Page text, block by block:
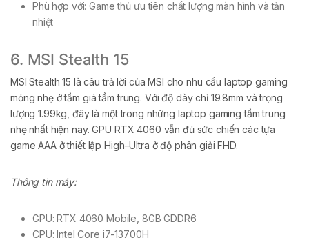
Phù hợp với: Game thủ ưu tiên chất lượng màn hình và tản
nhiệt
6. MSI Stealth 15
MSI Stealth 15 là câu trả lời của MSI cho nhu cầu laptop gaming
mỏng nhẹ ở tầm giá tầm trung. Với độ dày chỉ 19.8mm và trọng
lượng 1.99kg, đây là một trong những laptop gaming tầm trung
nhẹ nhất hiện nay. GPU RTX 4060 vẫn đủ sức chiến các tựa
game AAA ở thiết lập High–Ultra ở độ phân giải FHD.
Thông tin máy:
GPU: RTX 4060 Mobile, 8GB GDDR6
CPU: Intel Core i7-13700H